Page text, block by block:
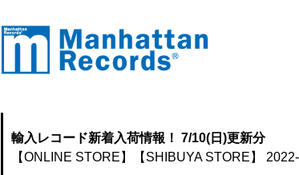
輸入レコード新着入荷情報！ 7/10(日)更新分
【ONLINE STORE】
【SHIBUYA STORE】